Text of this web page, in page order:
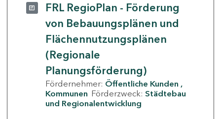
FRL RegioPlan - Förderung
von Bebauungsplänen und
Flächennutzungsplänen
(Regionale
Planungsförderung)
Fördernehmer: Öffentliche Kunden
Kommunen Förderzweck: Städtebau
und Regionalentwicklung